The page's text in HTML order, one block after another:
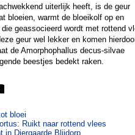
uiterlijk heeft, is de geur
bloeien, warmt de bloeikolf op en
geassocieerd wordt met rottend
geur wel lekker en komen
de Amorphophallus decus-silvae
beestjes bedekt raken.
bloei
Ruikt naar rottend vlees
in Diergaarde Blijdorp